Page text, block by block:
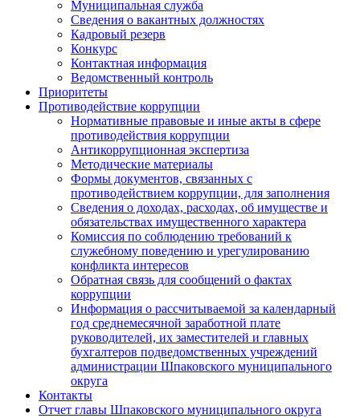
Муниципальная служба
Сведения о вакантных должностях
Кадровый резерв
Конкурс
Контактная информация
Ведомственный контроль
Приоритеты
Противодействие коррупции
Нормативные правовые и иные акты в сфере
противодействия коррупции
Антикоррупционная экспертиза
Методические материалы
Формы документов, связанных с
противодействием коррупции, для заполнения
Сведения о доходах, расходах, об имуществе и
обязательствах имущественного характера
Комиссия по соблюдению требований к
служебному поведению и урегулированию
конфликта интересов
Обратная связь для сообщений о фактах
коррупции
Информация о рассчитываемой за календарный
год среднемесячной заработной плате
руководителей, их заместителей и главных
бухгалтеров подведомственных учреждений
администрации Шпаковского муниципального
округа
Контакты
Отчет главы Шпаковского муниципального округа